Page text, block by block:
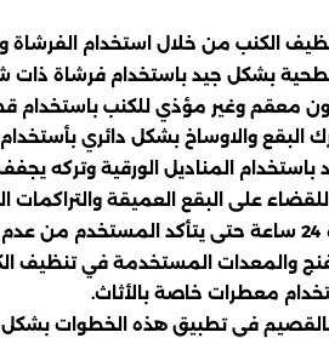
في تطبيق هذه الخطوات بشكل